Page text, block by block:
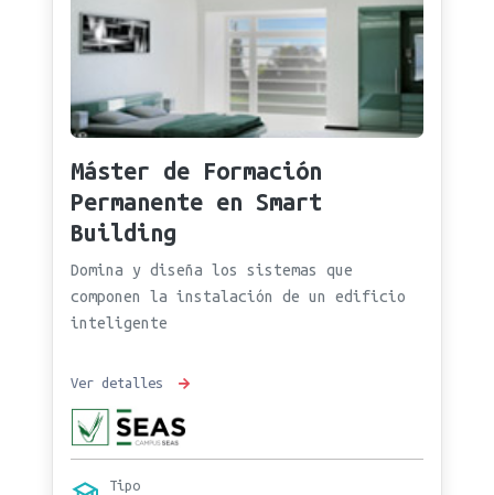
Máster de Formación
Permanente en Smart
Building
Domina y diseña los sistemas que
componen la instalación de un edificio
inteligente
Ver detalles
Tipo